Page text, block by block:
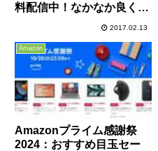
料配信中！なかなか良くで
2017.02.13
Amazon
Amazonプライム感謝祭
2024：おすすめ目玉セー